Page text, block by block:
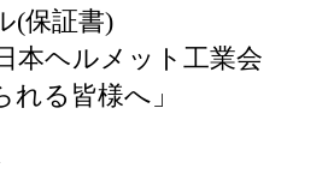
(保証書)
本ヘルメット工業会
れる皆様へ」